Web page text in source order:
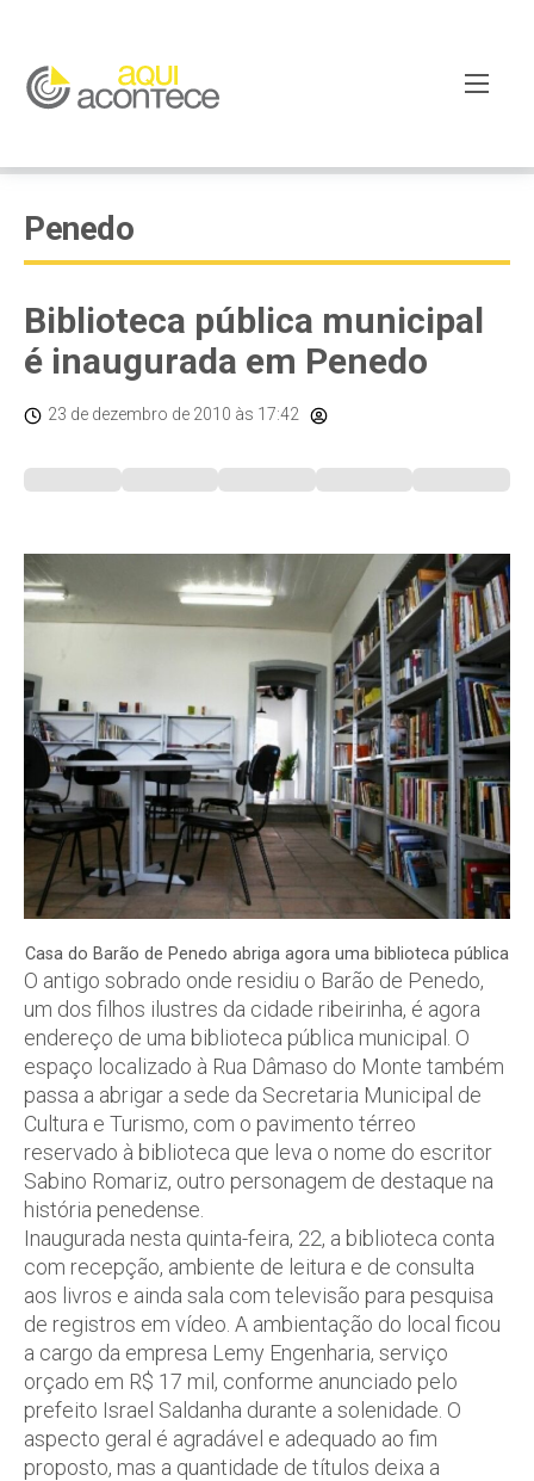
Penedo
Biblioteca pública municipal
é inaugurada em Penedo
23 de dezembro de 2010 às 17:42
Casa do Barão de Penedo abriga agora uma biblioteca pública
O antigo sobrado onde residiu o Barão de Penedo,
um dos filhos ilustres da cidade ribeirinha, é agora
endereço de uma biblioteca pública municipal. O
espaço localizado à Rua Dâmaso do Monte também
passa a abrigar a sede da Secretaria Municipal de
Cultura e Turismo, com o pavimento térreo
reservado à biblioteca que leva o nome do escritor
Sabino Romariz, outro personagem de destaque na
história penedense.
Inaugurada nesta quinta-feira, 22, a biblioteca conta
com recepção, ambiente de leitura e de consulta
aos livros e ainda sala com televisão para pesquisa
de registros em vídeo. A ambientação do local ficou
a cargo da empresa Lemy Engenharia, serviço
orçado em R$ 17 mil, conforme anunciado pelo
prefeito Israel Saldanha durante a solenidade. O
aspecto geral é agradável e adequado ao fim
proposto, mas a quantidade de títulos deixa a